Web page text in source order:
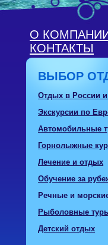
О
КОНТАКТЫ
ВЫБОР
Отдых в России
Экскурсии по
Автомобильные
Горнолыжные
Лечение и отдых
Обучение за
Речные и
Рыболовные
Детский отдых